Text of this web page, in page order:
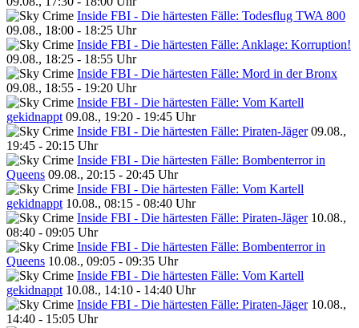
Inside FBI - Die härtesten Fälle: Todesflug TWA 800
09.08., 18:00 - 18:25 Uhr
Inside FBI - Die härtesten Fälle: Anklage: Korruption!
09.08., 18:25 - 18:55 Uhr
Inside FBI - Die härtesten Fälle: Mord in der Bronx
09.08., 18:55 - 19:20 Uhr
Inside FBI - Die härtesten Fälle: Vom Kartell
gekidnappt 09.08., 19:20 - 19:45 Uhr
Inside FBI - Die härtesten Fälle: Piraten-Jäger 09.08.,
19:45 - 20:15 Uhr
Inside FBI - Die härtesten Fälle: Bombenterror in
Queens 09.08., 20:15 - 20:45 Uhr
Inside FBI - Die härtesten Fälle: Vom Kartell
gekidnappt 10.08., 08:15 - 08:40 Uhr
Inside FBI - Die härtesten Fälle: Piraten-Jäger 10.08.,
08:40 - 09:05 Uhr
Inside FBI - Die härtesten Fälle: Bombenterror in
Queens 10.08., 09:05 - 09:35 Uhr
Inside FBI - Die härtesten Fälle: Vom Kartell
gekidnappt 10.08., 14:10 - 14:40 Uhr
Inside FBI - Die härtesten Fälle: Piraten-Jäger 10.08.,
14:40 - 15:05 Uhr